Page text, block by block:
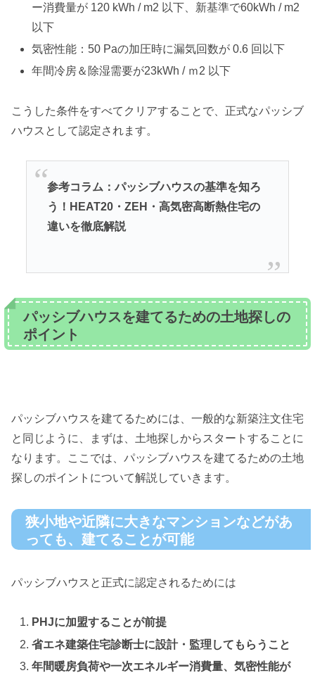
ー消費量が 120 kWh / m2 以下、新基準で60kWh / m2
以下
気密性能：50 Paの加圧時に漏気回数が 0.6 回以下
年間冷房＆除湿需要が23kWh / ｍ2 以下
こうした条件をすべてクリアすることで、正式なパッシブ
ハウスとして認定されます。
参考コラム： パッシブハウスの基準を知ろ
う！HEAT20・ZEH・高気密高断熱住宅の
違いを徹底解説
パッシブハウスを建てるための土地探しの
ポイント
パッシブハウスを建てるためには、一般的な新築注文住宅
と同じように、まずは、土地探しからスタートすることに
なります。ここでは、パッシブハウスを建てるための土地
探しのポイントについて解説していきます。
狭小地や近隣に大きなマンションなどがあ
っても、建てることが可能
パッシブハウスと正式に認定されるためには
PHJに加盟することが前提
省エネ建築住宅診断士に設計・監理してもらうこと
年間暖房負荷や一次エネルギー消費量、気密性能が